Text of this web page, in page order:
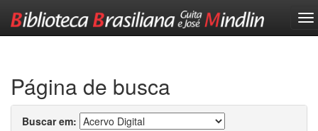
Página de busca
Buscar em: